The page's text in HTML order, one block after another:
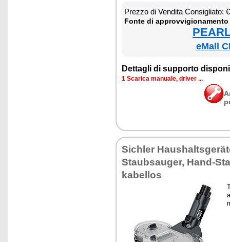
Prez­zo di Ven­di­ta Con­si­glia­to:
Fon­te di
eMall
Det­ta­gli di sup­por­to
1 Sca­ri­ca ma­nua­le, dri­ver ...
Si­chler
Staub­sau­ger, Hand-
ka­bel­los